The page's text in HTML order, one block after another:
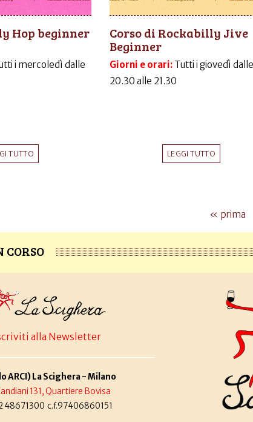
Hop beginner
i mercoledì dalle
TUTTO
Corso di Rockabilly Jive
Beginner
Giorni e orari: Tutti i giovedì dalle
20.30 alle 21.30
LEGGI TUTTO
« prima
CORSO
alla Newsletter
ARCI) La Scighera - Milano
131, Quartiere Bovisa
48671300 c.f.97406860151